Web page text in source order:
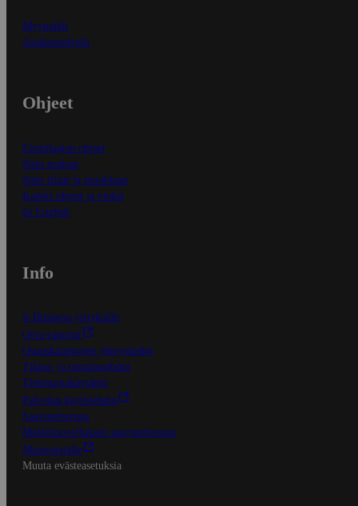
Myymälät
Asiakaspalvelu
Ohjeet
Ensitilaajan ohjeet
Näin maksat
Näin tilaat ja muokkaat
Kaikki ohjeet ja vinkit
In English
Info
S-Business yrityksille
Oiva-raportit
Osuuskauppojen yhteystiedot
Tilaus- ja toimitusehdot
Tietosuojakäytäntö
Palvelun käyttöehdot
Saavutettavuus
Mobiilisovelluksen saavutettavuus
Mainostajalle
Muuta evästeasetuksia